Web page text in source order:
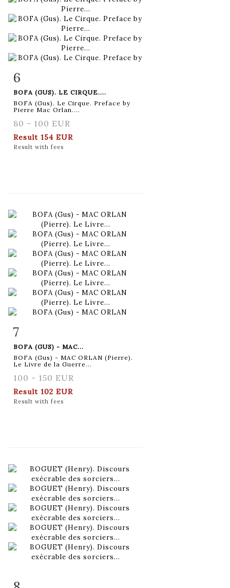
6
BOFA (GUS). LE CIRQUE....
BOFA (Gus). Le Cirque. Preface by
Pierre Mac Orlan....
80 - 100 EUR
Result 154 EUR
Result with fees
7
BOFA (GUS) - MAC...
BOFA (Gus) - MAC ORLAN (Pierre).
Le Livre de la Guerre...
100 - 150 EUR
Result 102 EUR
Result with fees